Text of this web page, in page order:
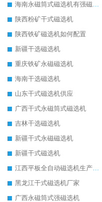
陕西粉矿干式磁选机
陕西铁矿磁选机如何配置
新疆干选磁选机
重庆铁矿永磁磁选机
海南干选磁选机
山东干式磁选机供应
广西干式永磁筒式磁选机
吉林干选磁选机
新疆干式永磁磁选机
新疆干式磁选机
黑龙江干式磁选机厂家
广西永磁筒式强磁选机